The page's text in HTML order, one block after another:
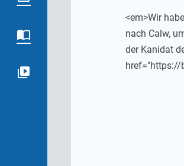
<em>Wir
nach Calw,
der Kanidat
href="https://